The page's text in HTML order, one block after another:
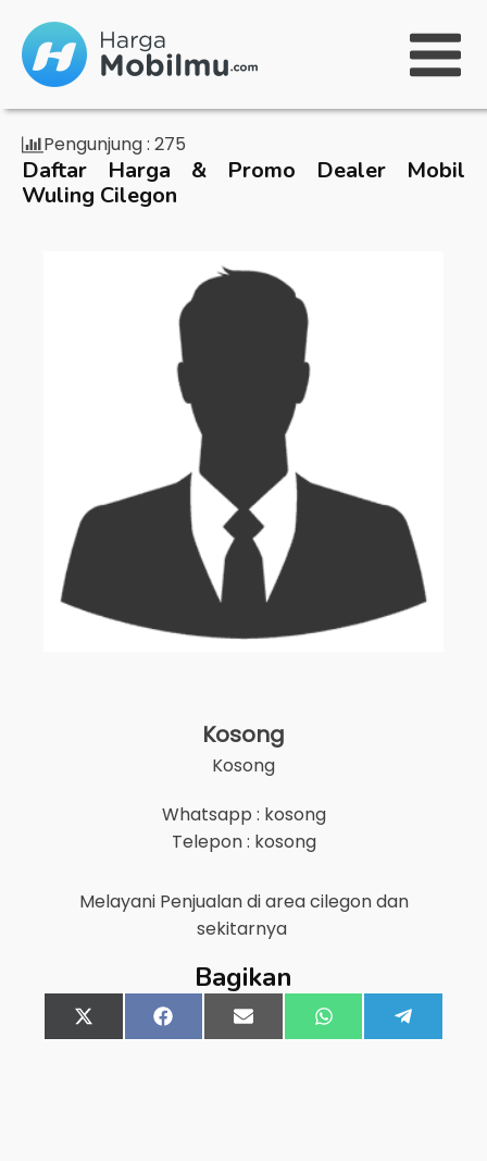
Pengunjung : 275
Daftar Harga & Promo Dealer Mobil
Wuling Cilegon
Kosong
Kosong
Whatsapp : kosong
Telepon : kosong
Melayani Penjualan di areacilegondan
sekitarnya
Bagikan
Share
on
X
(Twitter)
Share
on
FacebookShare
on
Email Share
on
WhatsApp
on